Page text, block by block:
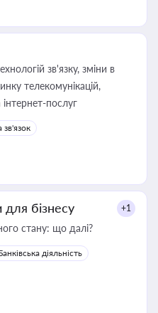
зв'язку, зміни в
телекомунікацій,
інтернет-послуг
зв'язок
бізнесу +1
стану: що далі?
діяльність